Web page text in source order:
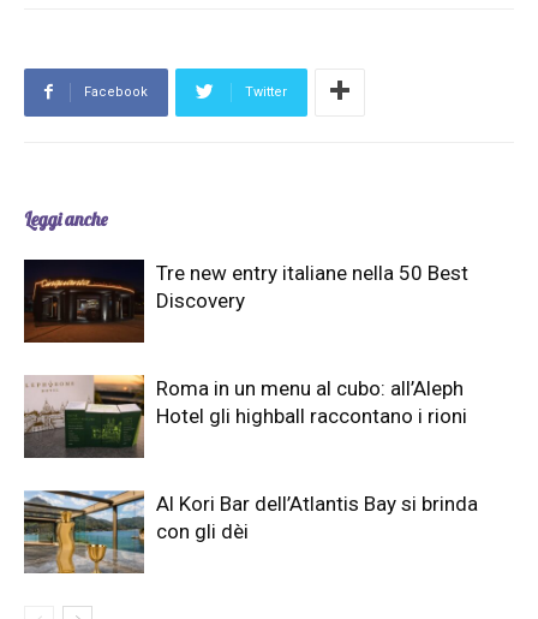
Facebook Twitter
Leggi anche
Tre new entry italiane nella 50 Best
Discovery
Roma in un menu al cubo: all’Aleph
Hotel gli highball raccontano i rioni
Al Kori Bar dell’Atlantis Bay si brinda
con gli dèi